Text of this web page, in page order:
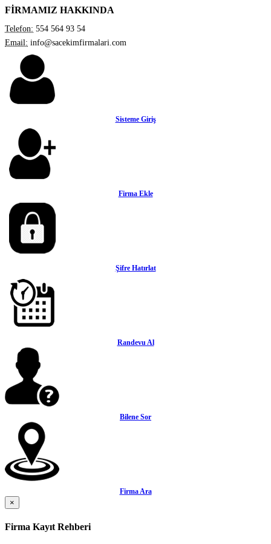
FİRMAMIZ HAKKINDA
Telefon: 554 564 93 54
Email: info@sacekimfirmalari.com
Sisteme Giriş
Firma Ekle
Şifre Hatırlat
Randevu Al
Bilene Sor
Firma Ara
×
Firma Kayıt Rehberi